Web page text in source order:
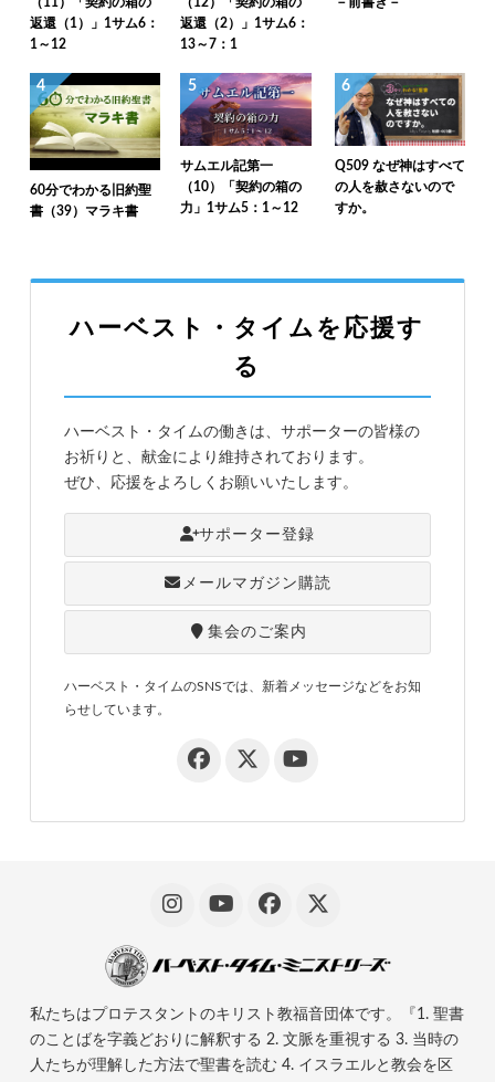
返還（1）」1サム6：
1～12
返還（2）」1サム6：
13～7：1
4
60分でわかる旧約聖
書（39）マラキ書
5
サムエル記第一
（10）「契約の箱の
力」1サム5：1～12
6
Q509 なぜ神はすべて
の人を赦さないので
すか。
ハーベスト・タイムを応援す
る
ハーベスト・タイムの働きは、サポーターの皆様の
お祈りと、献金により維持されております。
ぜひ、応援をよろしくお願いいたします。
サポーター登録
メールマガジン購読
集会のご案内
ハーベスト・タイムのSNSでは、新着メッセージなどをお知
らせしています。
私たちはプロテスタントのキリスト教福音団体です。『1. 聖書
のことばを字義どおりに解釈する 2. 文脈を重視する 3. 当時の
人たちが理解した方法で聖書を読む 4. イスラエルと教会を区